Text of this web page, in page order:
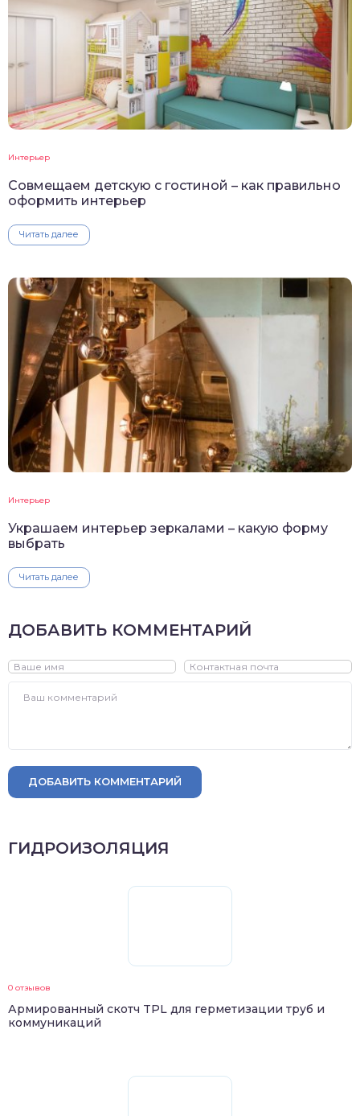
Интерьер
Совмещаем детскую с гостиной – как правильно
оформить интерьер
Читать далее
Интерьер
Украшаем интерьер зеркалами – какую форму
выбрать
Читать далее
ДОБАВИТЬ КОММЕНТАРИЙ
ДОБАВИТЬ КОММЕНТАРИЙ
ГИДРОИЗОЛЯЦИЯ
0 отзывов
Армированный скотч TPL для герметизации труб и
коммуникаций